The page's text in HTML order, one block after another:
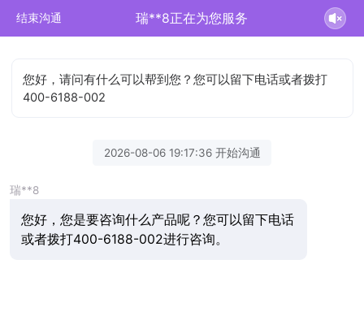
结束沟通 瑞**8正在为您服务
您好，请问有什么可以帮到您？您可以留下电话或者拨打
400-6188-002
2026-08-06 19:17:36 开始沟通
瑞**8
您好，您是要咨询什么产品呢？您可以留下电话
或者拨打400-6188-002进行咨询。